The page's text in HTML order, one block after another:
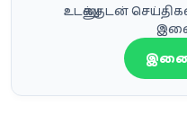
உடனுக்குடன்